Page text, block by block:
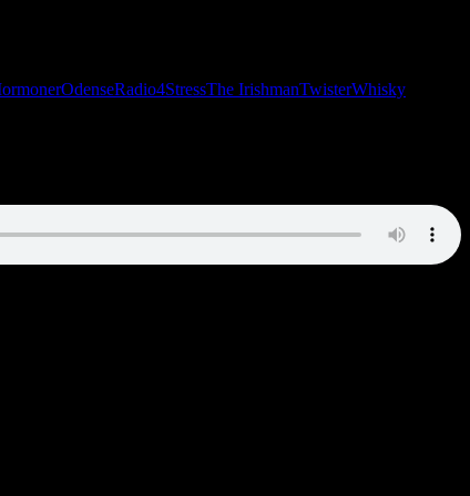
OdenseRadio4StressThe IrishmanTwisterWhisky